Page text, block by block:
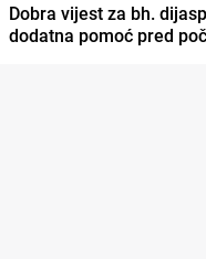
Dobra vijest za bh.
dodatna pomoć pred